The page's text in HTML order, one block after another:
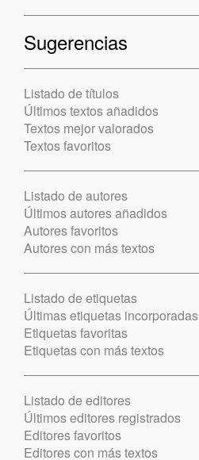
Sugerencias
Listado de títulos
Últimos textos añadidos
Textos mejor valorados
Textos favoritos
Listado de autores
Últimos autores añadidos
Autores favoritos
Autores con más textos
Listado de etiquetas
Últimas etiquetas incorporadas
Etiquetas favoritas
Etiquetas con más textos
Listado de editores
Últimos editores registrados
Editores favoritos
Editores con más textos